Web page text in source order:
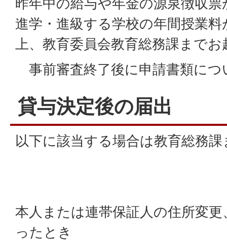
進学・進級する学校の年間授業
上、教育委員会教育総務課まで
事前審査終了後に申請書類につ
貸与決定後の届出
以下に該当する場合は教育総務
本人または連帯保証人の住所変
ったとき